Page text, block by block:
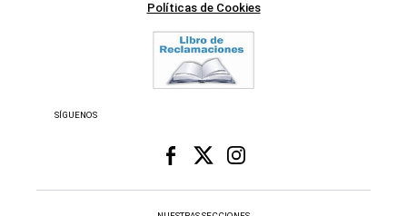
Políticas de Cookies
SÍGUENOS